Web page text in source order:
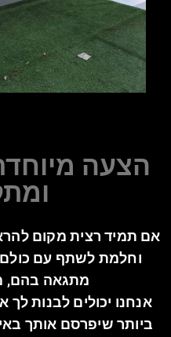
הצעה
אם תמיד רצית מקום
וחלמת לשתף עם
מתגאה בהם,
אנחנו יכולים לבנות
ביותר שיפרסם אותך